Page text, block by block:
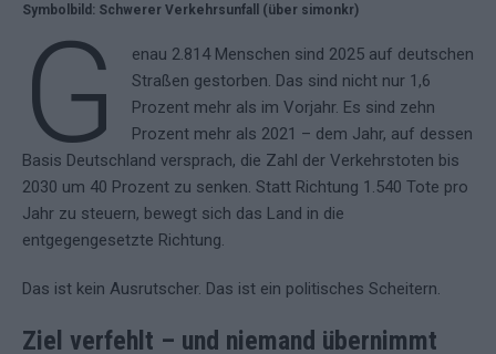
Symbolbild: Schwerer Verkehrsunfall (über simonkr)
G
enau 2.814 Menschen sind 2025 auf deutschen
Straßen gestorben. Das sind nicht nur 1,6
Prozent mehr als im Vorjahr. Es sind zehn
Prozent mehr als 2021 – dem Jahr, auf dessen
Basis Deutschland versprach, die Zahl der Verkehrstoten bis
2030 um 40 Prozent zu senken. Statt Richtung 1.540 Tote pro
Jahr zu steuern, bewegt sich das Land in die
entgegengesetzte Richtung.
Das ist kein Ausrutscher. Das ist ein politisches Scheitern.
Ziel verfehlt – und niemand übernimmt